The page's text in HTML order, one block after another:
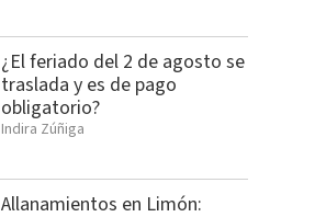
¿El feriado del 2 de agosto se
traslada y es de pago
obligatorio?
Indira Zúñiga
Allanamientos en Limón: